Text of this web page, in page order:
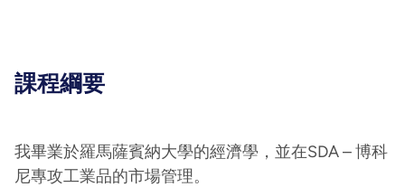
課程綱要
我畢業於羅馬薩賓納大學的經濟學，並在SDA – 博科
尼專攻工業品的市場管理。